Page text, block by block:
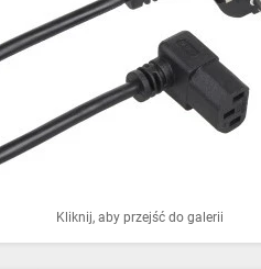
Kliknij, aby przejść do galerii